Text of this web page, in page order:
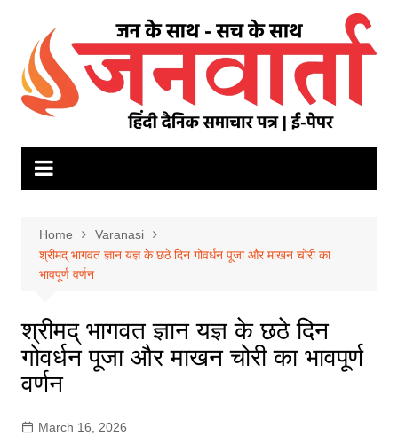
content
Home
Varanasi
श्रीमद् भागवत ज्ञान यज्ञ के छठे दिन गोवर्धन पूजा और माखन चोरी का
भावपूर्ण वर्णन
श्रीमद् भागवत ज्ञान यज्ञ के छठे दिन
गोवर्धन पूजा और माखन चोरी का भावपूर्ण
वर्णन
March 16, 2026